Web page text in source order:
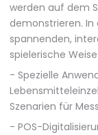
werden auf dem
demonstrieren.
spannenden,
spielerische
- Spezielle
Szenarien für
- POS-